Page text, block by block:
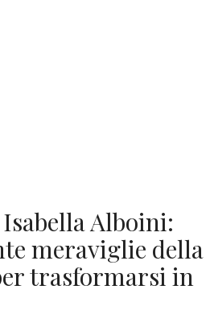
Alboini:
meraviglie della
trasformarsi in